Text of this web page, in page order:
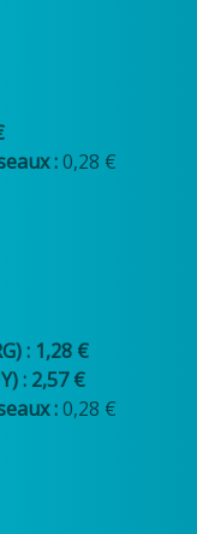
:0,28 €
: 1,28 €
: 2,57 €
:0,28 €